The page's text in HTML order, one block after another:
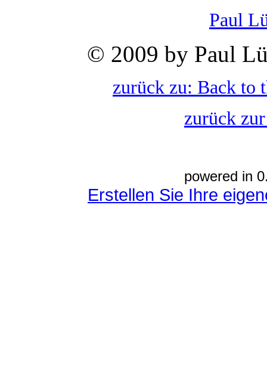
Paul
© 2009 by Paul
zurück zu: Back to
zurück
powered in
Erstellen Sie Ihre